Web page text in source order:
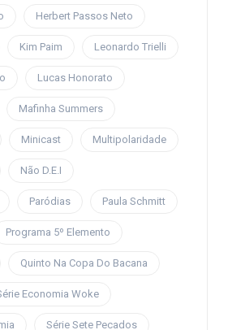
Herbert Passos Neto
Kim Paim Leonardo Trielli
Lucas Honorato
Mafinha Summers
Minicast Multipolaridade
Não D.E.I
Paródias Paula Schmitt
Programa 5º Elemento
Quinto Na Copa Do Bacana
Economia Woke
Série Sete Pecados